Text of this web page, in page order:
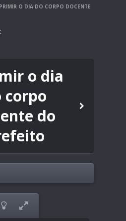
O DIA DO CORPO DOCENTE
o dia
corpo
do
 